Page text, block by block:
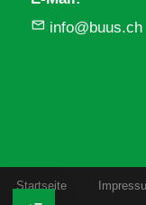
info@buus.ch
Startseite